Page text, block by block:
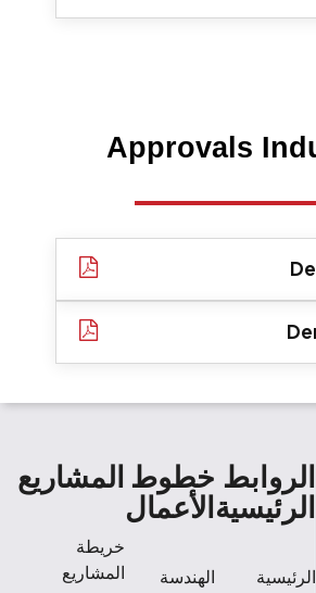
Approvals
الروابط
الرئيسية
الرئيسية
خطوط
الأعمال
الهندسة
المشاريع
خريطة
المشاريع